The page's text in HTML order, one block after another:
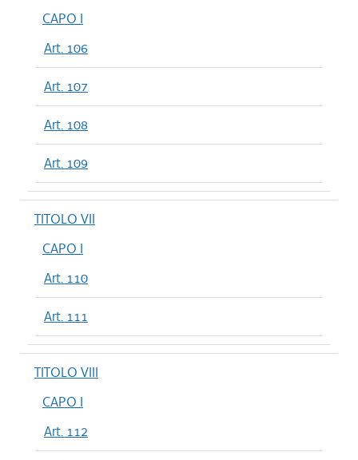
CAPO I
Art. 106
Art. 107
Art. 108
Art. 109
TITOLO VII
CAPO I
Art. 110
Art. 111
TITOLO VIII
CAPO I
Art. 112